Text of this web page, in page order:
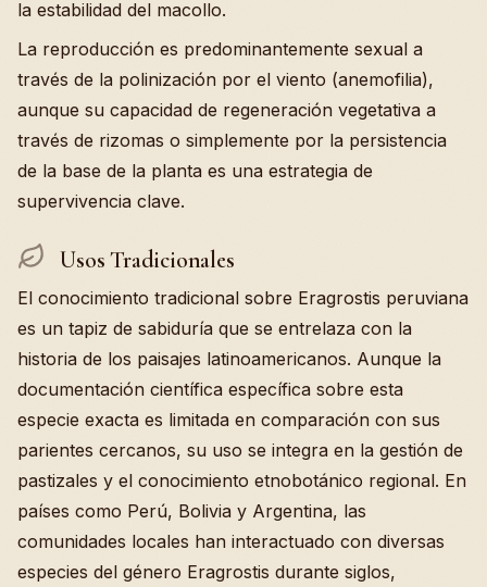
la estabilidad del macollo.
La reproducción es predominantemente sexual a
través de la polinización por el viento (anemofilia),
aunque su capacidad de regeneración vegetativa a
través de rizomas o simplemente por la persistencia
de la base de la planta es una estrategia de
supervivencia clave.
Usos Tradicionales
El conocimiento tradicional sobre Eragrostis peruviana
es un tapiz de sabiduría que se entrelaza con la
historia de los paisajes latinoamericanos. Aunque la
documentación científica específica sobre esta
especie exacta es limitada en comparación con sus
parientes cercanos, su uso se integra en la gestión de
pastizales y el conocimiento etnobotánico regional. En
países como Perú, Bolivia y Argentina, las
comunidades locales han interactuado con diversas
especies del género Eragrostis durante siglos,